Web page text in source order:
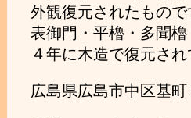
外観復元されたもの
表御門・平櫓・多聞櫓
４年に木造で復元され
広島県広島市中区基